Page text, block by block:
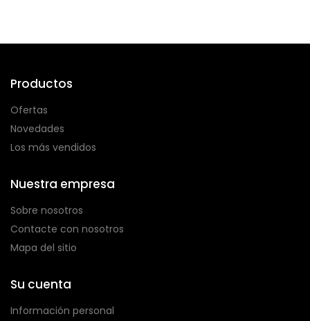
Productos
Ofertas
Novedades
Los más vendidos
Nuestra empresa
Sobre nosotros
Contacte con nosotros
Mapa del sitio
Su cuenta
Información personal